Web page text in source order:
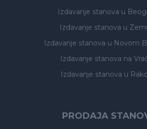
Izdavanje stanova u
Izdavanje stanova u
Izdavanje stanova u Novom
Izdavanje stanova na
Izdavanje stanova u
PRODAJA